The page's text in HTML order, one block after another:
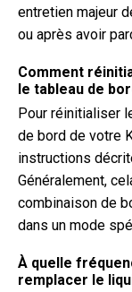
entretien majeur
ou après avoir
Comment
le tableau de
Pour réinitialiser
de bord de votre
instructions
Généralement,
combinaison de
dans un mode
À quelle
remplacer le